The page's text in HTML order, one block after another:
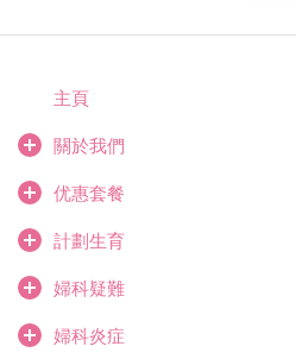
主頁
關於我們
优惠套餐
計劃生育
婦科疑難
婦科炎症